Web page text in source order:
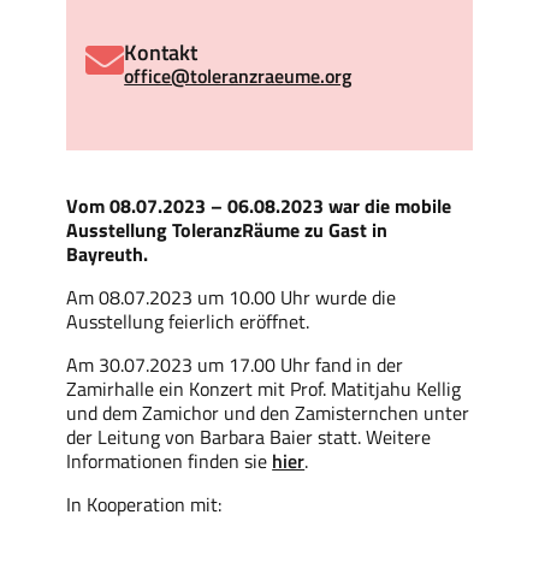
Vom 08.07.2023 – 06.08.2023 war die mobile
Ausstellung ToleranzRäume zu Gast in
Bayreuth.
Am 08.07.2023 um 10.00 Uhr wurde die
Ausstellung feierlich eröffnet.
Am 30.07.2023 um 17.00 Uhr fand in der
Zamirhalle ein Konzert mit Prof. Matitjahu Kellig
und dem Zamichor und den Zamisternchen unter
der Leitung von Barbara Baier statt. Weitere
Informationen finden sie hier.
In Kooperation mit:
Kontakt
office@toleranzraeume.org